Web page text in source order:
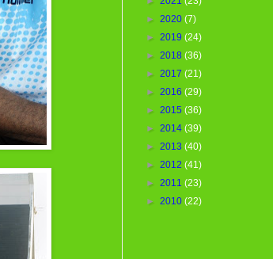
► 2020 (7)
► 2019 (24)
► 2018 (36)
► 2017 (21)
► 2016 (29)
► 2015 (36)
► 2014 (39)
► 2013 (40)
► 2012 (41)
► 2011 (23)
► 2010 (22)